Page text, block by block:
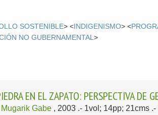
SOSTENIBLE> < INDIGENISMO> <
NO GUBERNAMENTAL>
EN EL ZAPATO: PERSPECTIVA DE
Mugarik Gabe , 2003 .- 1vol; 14pp; 21cms .-